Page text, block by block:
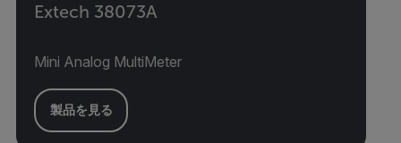
Extech 38073A
Mini Analog MultiMeter
製品を見る